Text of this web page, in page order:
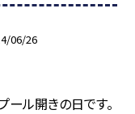
06/26
ール開きの日です。